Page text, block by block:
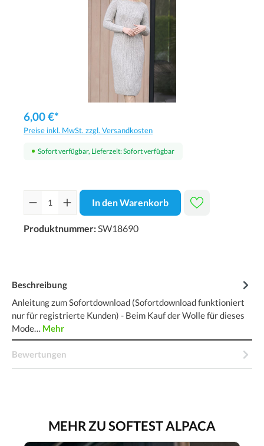
6,00 €*
Preise inkl. MwSt. zzgl. Versandkosten
Sofort verfügbar, Lieferzeit: Sofort verfügbar
In den Warenkorb
Produktnummer: SW18690
Beschreibung
Anleitung zum Sofortdownload (Sofortdownload funktioniert
nur für registrierte Kunden) - Beim Kauf der Wolle für dieses
Mode… Mehr
Bewertungen
MEHR ZU SOFTEST ALPACA